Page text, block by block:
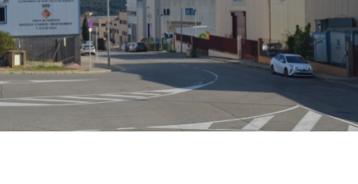
INCIDÈNCIES
CONTACTE